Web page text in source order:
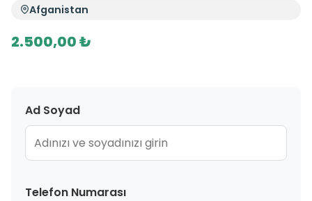
Afganistan
2.500,00 ₺
Ad Soyad
Telefon Numarası